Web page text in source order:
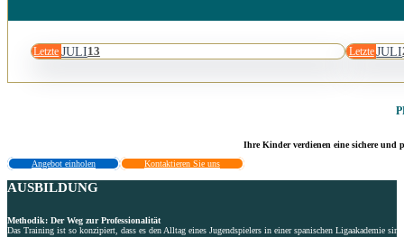
Letzte JULI13 LetzteJULI
Ihre Kinder verdienen eine sichere und
Angebot einholen
Kontaktieren Sie uns
AUSBILDUNG
Methodik: Der Weg zur Professionalität
Das Training ist so konzipiert, dass es den Alltag eines Jugendspielers in einer spanischen Ligaakademie